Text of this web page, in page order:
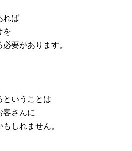
れば
を
要があります。
いうことは
客さんに
しれません。